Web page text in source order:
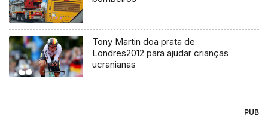
Tony Martin doa prata de
Londres2012 para ajudar crianças
ucranianas
PUB